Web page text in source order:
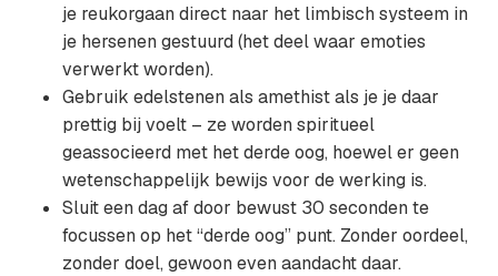
je reukorgaan direct naar het limbisch systeem in
je hersenen gestuurd (het deel waar emoties
verwerkt worden).
Gebruik edelstenen als amethist als je je daar
prettig bij voelt – ze worden spiritueel
geassocieerd met het derde oog, hoewel er geen
wetenschappelijk bewijs voor de werking is.
Sluit een dag af door bewust 30 seconden te
focussen op het “derde oog” punt. Zonder oordeel,
zonder doel, gewoon even aandacht daar.